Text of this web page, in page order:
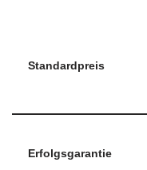
Standardpreis
Erfolgsgarantie